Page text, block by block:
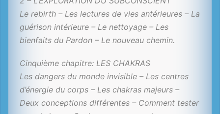
Le rebirth – Les lectures de vies antérieures – La
guérison intérieure – Le nettoyage – Les
bienfaits du Pardon – Le nouveau chemin.
Cinquième chapitre: LES CHAKRAS
Les dangers du monde invisible – Les centres
d’énergie du corps – Les chakras majeurs –
Deux conceptions différentes – Comment tester